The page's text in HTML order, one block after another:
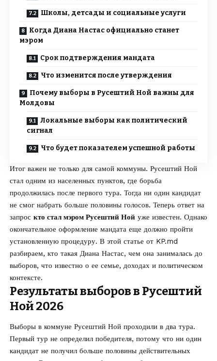
Школы, детсады и социальные услуги
Когда Диана Настас официально станет
мэром
Срок подтверждения мандата
Что изменится после утверждения
Почему выборы в Русештий Ной важны для
Молдовы
Локальные выборы как политический
сигнал
Что будет показателем успешной работы
Итог важен не только для самой коммуны. Русештий Ной
стал одним из населенных пунктов, где борьба
продолжилась после первого тура. Тогда ни один кандидат
не смог набрать больше половины голосов. Теперь ответ на
запрос кто стал мэром Русештий Ной уже известен. Однако
окончательное оформление мандата еще должно пройти
установленную процедуру. В этой статье от KP.md
разбираем, кто такая Диана Настас, чем она занималась до
выборов, что известно о ее семье, доходах и политическом
контексте.
Результаты выборов в Русештий
Ной 2026
Выборы в коммуне Русештий Ной проходили в два тура.
Первый тур не определил победителя, потому что ни один
кандидат не получил больше половины действительных